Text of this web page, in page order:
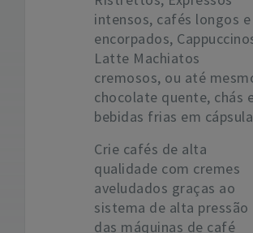
intensos, cafés longos e
encorpados,
Latte Machiatos
cremosos, ou até
chocolate quente, chás
bebidas frias em
Crie cafés de alta
qualidade com cremes
aveludados graças ao
sistema de alta pressão
das máquinas de café